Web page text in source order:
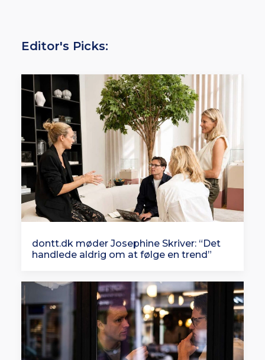
Editor's Picks:
dontt.dk møder Josephine Skriver: “Det
handlede aldrig om at følge en trend”